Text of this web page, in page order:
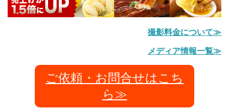
撮影料金について≫
メディア情報一覧≫
ご依頼・お問合せはこち
ら≫